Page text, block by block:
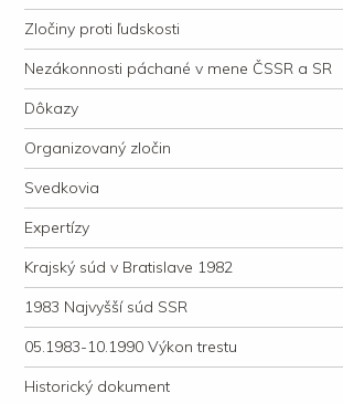
Zločiny proti ľudskosti
Nezákonnosti páchané v mene ČSSR a SR
Dôkazy
Organizovaný zločin
Svedkovia
Expertízy
Krajský súd v Bratislave 1982
1983 Najvyšší súd SSR
05.1983-10.1990 Výkon trestu
Historický dokument